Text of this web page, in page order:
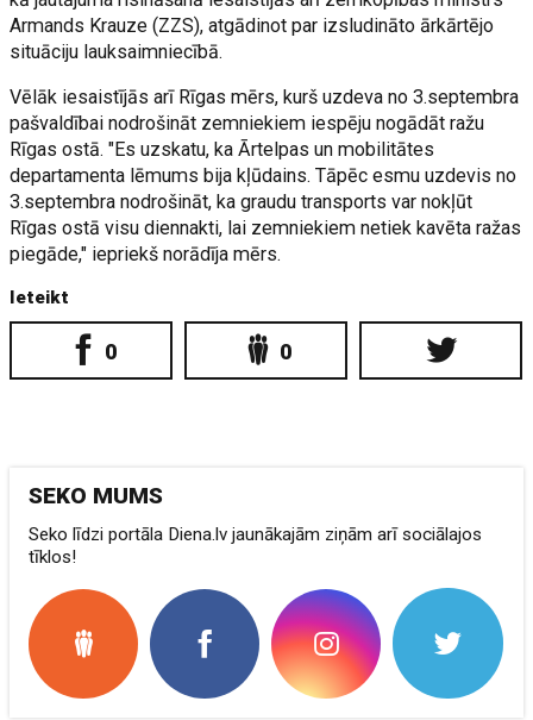
Armands Krauze (ZZS), atgādinot par izsludināto ārkārtējo
situāciju lauksaimniecībā.
Vēlāk iesaistījās arī Rīgas mērs, kurš uzdeva no 3.septembra
pašvaldībai nodrošināt zemniekiem iespēju nogādāt ražu
Rīgas ostā. "Es uzskatu, ka Ārtelpas un mobilitātes
departamenta lēmums bija kļūdains. Tāpēc esmu uzdevis no
3.septembra nodrošināt, ka graudu transports var nokļūt
Rīgas ostā visu diennakti, lai zemniekiem netiek kavēta ražas
piegāde," iepriekš norādīja mērs.
Ieteikt
0 0
SEKO MUMS
Seko līdzi portāla Diena.lv jaunākajām ziņām arī sociālajos
tīklos!